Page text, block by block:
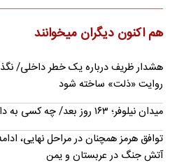
هم اکنون دیگران میخوانند
هشدار ظریف درباره یک خطر داخلی/
روایت «ذلت» ساخته شود
میدان نیلوفر؛ ۱۶۳ روز بعد/ چه کسی به داد ما می‌رسد؟
توافق هرمز همچنان در مراحل نهایی،
آتش جنگ در عربستان و یمن